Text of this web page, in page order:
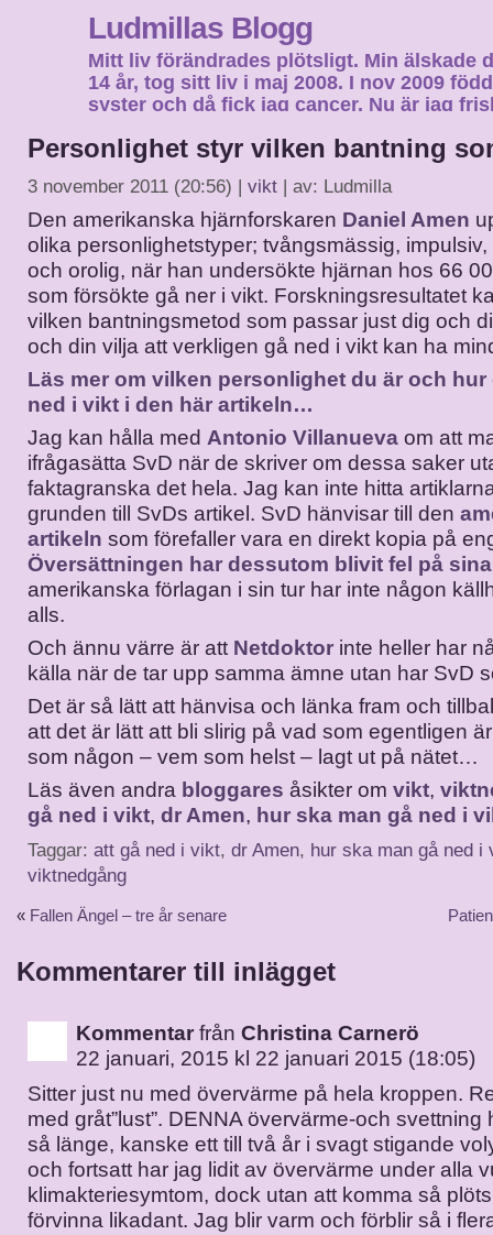
Ludmillas Blogg
Mitt liv förändrades plötsligt. Min älskade
14 år, tog sitt liv i maj 2008. I nov 2009
syster och då fick jag cancer. Nu är jag
Personlighet styr vilken bantning
3 november 2011 (20:56) | vikt | av: Ludmilla
Den amerikanska hjärnforskaren Daniel Amen
olika personlighetstyper; tvångsmässig,
och orolig, när han undersökte hjärnan hos 66
som försökte gå ner i vikt. Forskningsresultatet
vilken bantningsmetod som passar just dig och
och din vilja att verkligen gå ned i vikt kan ha
Läs mer om vilken personlighet du är och hur
ned i vikt i den här artikeln…
Jag kan hålla med Antonio Villanueva om att
ifrågasätta SvD när de skriver om dessa saker
faktagranska det hela. Jag kan inte hitta
grunden till SvDs artikel. SvD hänvisar till den
artikeln som förefaller vara en direkt kopia på
Översättningen har dessutom blivit fel på
amerikanska förlagan i sin tur har inte någon
alls.
Och ännu värre är att Netdoktor inte heller har
källa när de tar upp samma ämne utan har SvD
Det är så lätt att hänvisa och länka fram och
att det är lätt att bli slirig på vad som egentligen
som någon – vem som helst – lagt ut på nätet…
Läs även andra bloggares åsikter om vikt,
gå ned i vikt, dr Amen, hur ska man gå ned i
Taggar: att gå ned i vikt, dr Amen, hur ska man gå ned i
viktnedgång
« Fallen Ängel – tre år senare
Kommentarer till inlägget
Kommentar från Christina Carnerö
22 januari, 2015 kl 22 januari 2015 (18:05)
Sitter just nu med övervärme på hela kroppen.
med gråt”lust”. DENNA övervärme-och svettning
så länge, kanske ett till två år i svagt stigande
och fortsatt har jag lidit av övervärme under alla
klimakteriesymtom, dock utan att komma så
förvinna likadant. Jag blir varm och förblir så i